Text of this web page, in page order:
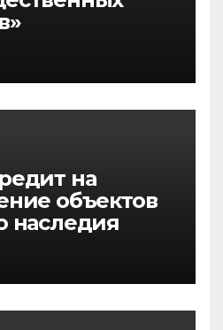
на
объектов
наследия